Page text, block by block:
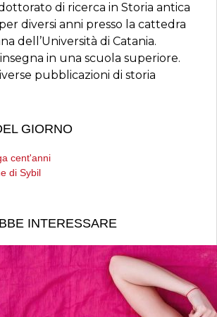
di ricerca in Storia antica
diversi anni presso la cattedra
dell’Università di Catania.
in una scuola superiore.
pubblicazioni di storia
GIORNO
cent'anni
di Sybil
INTERESSARE